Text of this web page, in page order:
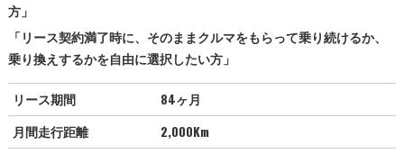
方」
「リース契約満了時に、そのままクルマをもらって乗り続けるか、
乗り換えするかを自由に選択したい方」
リース期間
84ヶ月
月間走行距離
2,000Km